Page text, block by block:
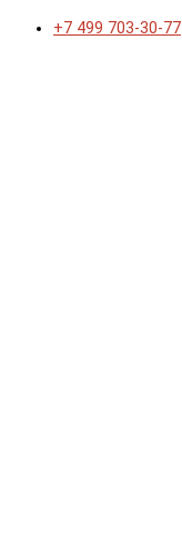
+7 499 703-30-77